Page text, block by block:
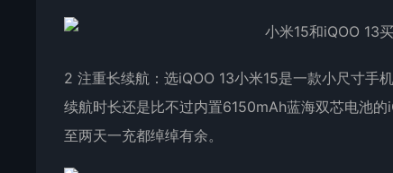
2 注重长续航：选iQOO 13小米15是一款小尺寸手
续航时长还是比不过内置6150mAh蓝海双芯电池
至两天一充都绰绰有余。